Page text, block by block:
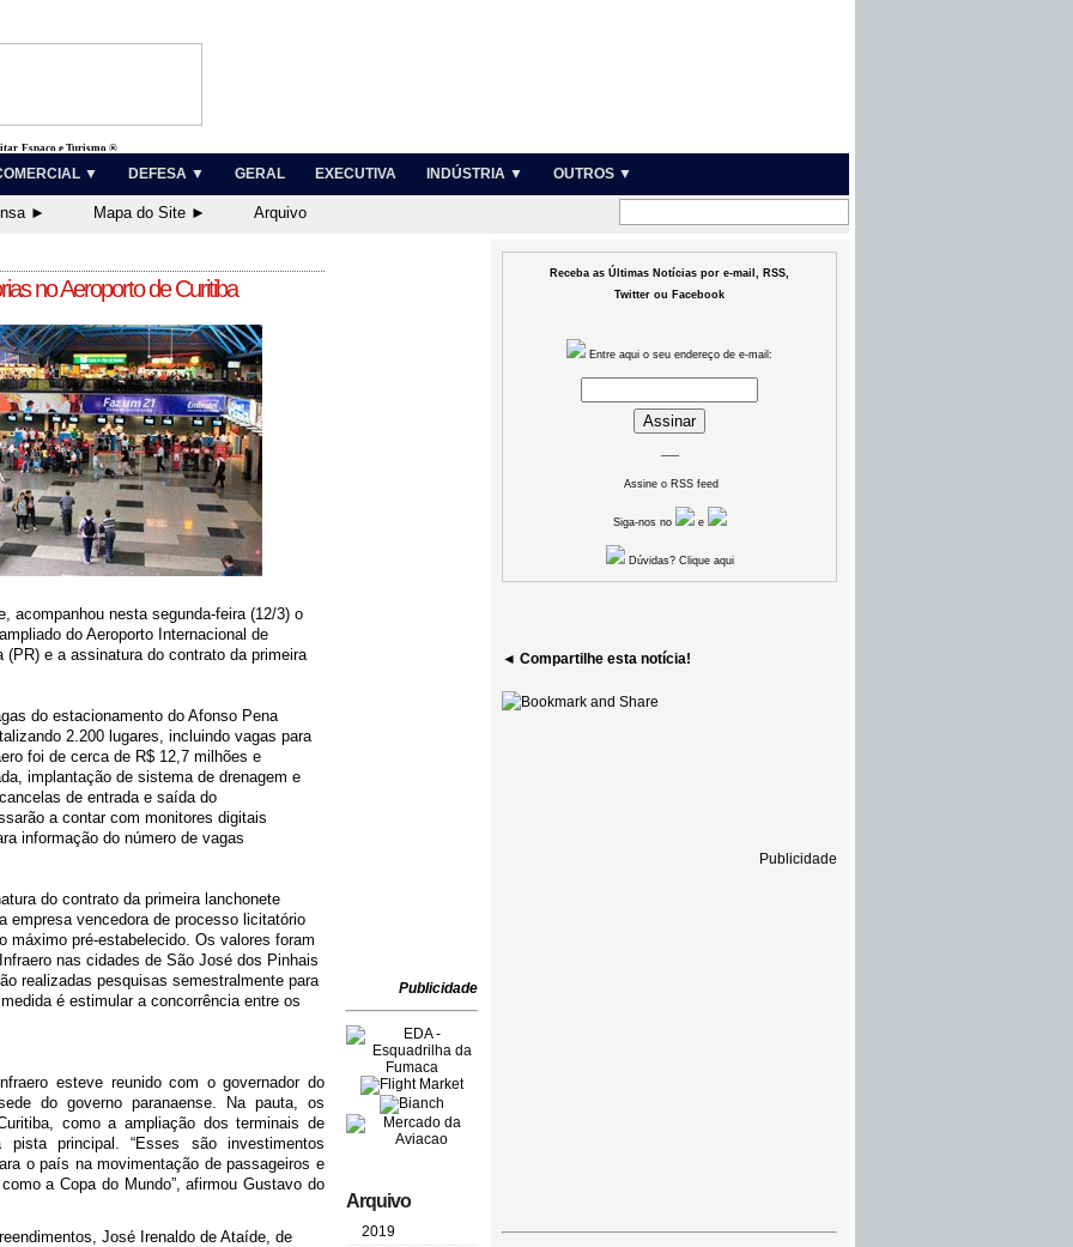
Espaço e Turismo ®
▼ DEFESA ▼ GERAL EXECUTIVA INDÚSTRIA ▼ OUTROS ▼
► Mapa do Site ► Arquivo
no Aeroporto de Curitiba
acompanhou nesta segunda-feira (12/3) o
do Aeroporto Internacional de
e a assinatura do contrato da primeira
do estacionamento do Afonso Pena
2.200 lugares, incluindo vagas para
foi de cerca de R$ 12,7 milhões e
implantação de sistema de drenagem e
de entrada e saída do
a contar com monitores digitais
informação do número de vagas
do contrato da primeira lanchonete
empresa vencedora de processo licitatório
máximo pré-estabelecido. Os valores foram
nas cidades de São José dos Pinhais
realizadas pesquisas semestralmente para
é estimular a concorrência entre os
esteve reunido com o governador do
do governo paranaense. Na pauta, os
como a ampliação dos terminais de
principal. “Esses são investimentos
o país na movimentação de passageiros e
a Copa do Mundo”, afirmou Gustavo do
José Irenaldo de Ataíde, de
Publicidade
Arquivo
2019
Receba as Últimas Notícias por e-mail, RSS,
Twitter ou Facebook
Entre aqui o seu endereço de e-mail:
Assine o RSS feed
Siga-nos no e
Dúvidas? Clique aqui
◄ Compartilhe esta notícia!
Publicidade